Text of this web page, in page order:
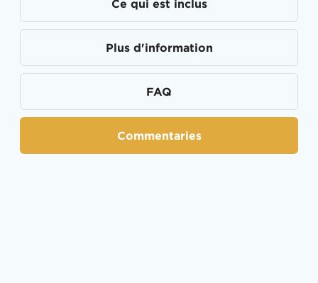
Ce qui est inclus
Plus d'information
FAQ
Commentaries